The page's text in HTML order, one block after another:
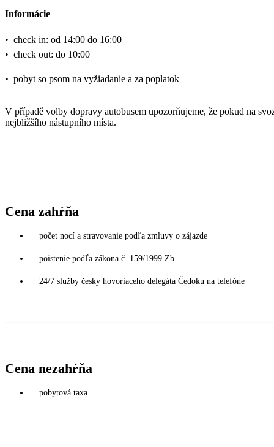
Informácie
• check in: od 14:00 do 16:00
• check out: do 10:00
• pobyt so psom na vyžiadanie a za poplatok
V případě volby dopravy autobusem upozorňujeme, že pokud na
nejbližšího nástupního místa.
Cena zahŕňa
počet nocí a stravovanie podľa zmluvy o zájazde
poistenie podľa zákona č. 159/1999 Zb.
24/7 služby česky hovoriaceho delegáta Čedoku na telefóne
Cena nezahŕňa
pobytová taxa